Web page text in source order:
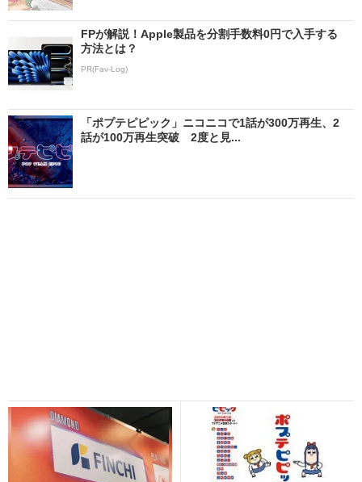
FPが解説！Apple製品を分割手数料0円で入手する
方法とは？
PR(Fav-Log)
「ポプテピピック」ニコニコで1話が300万再生、2
話が100万再生突破 2度と見...